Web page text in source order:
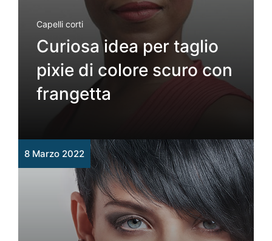
Capelli corti
Curiosa idea per taglio
pixie di colore scuro con
frangetta
8 Marzo 2022